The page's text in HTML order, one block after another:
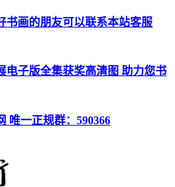
书画的朋友可以联系本站客服
电子版全集获奖高清图 助力您书
唯一正规群：590366